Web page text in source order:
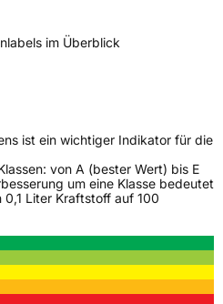
im Überblick
ist ein wichtiger Indikator für die
von A (bester Wert) bis E
um eine Klasse bedeutet
Liter Kraftstoff auf 100